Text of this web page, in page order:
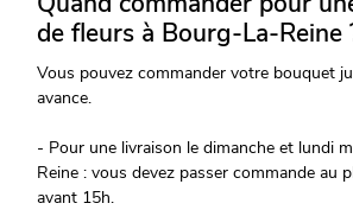
de fleurs à Bourg-La-Reine
Vous pouvez commander votre bouquet
avance.
- Pour une livraison le dimanche et lundi
Reine : vous devez passer commande au
avant 15h.